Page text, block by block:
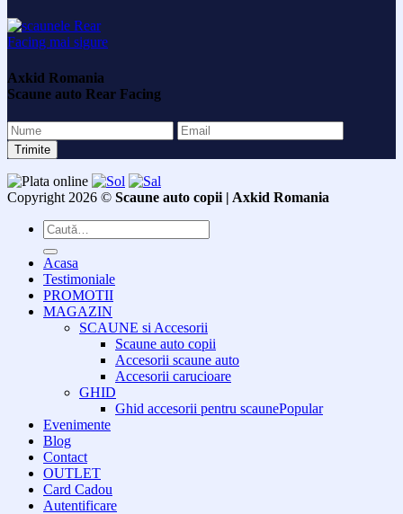
Axkid Romania
Scaune auto Rear Facing
Copyright 2026 © Scaune auto copii | Axkid Romania
Caută
după:
Acasa
Testimoniale
PROMOTII
MAGAZIN
SCAUNE si Accesorii
Scaune auto copii
Accesorii scaune auto
Accesorii carucioare
GHID
Ghid accesorii pentru scaune
Evenimente
Blog
Contact
OUTLET
Card Cadou
Autentificare